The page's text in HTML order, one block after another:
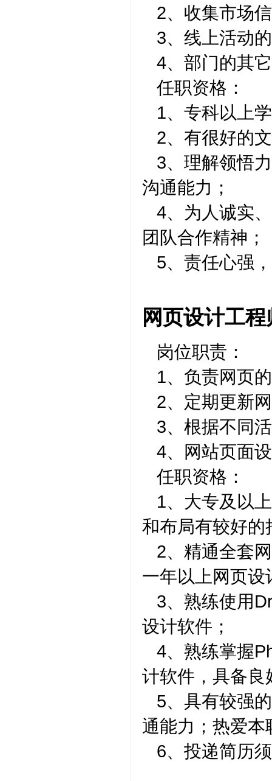
2、收集市场
3、线上活动
4、部门的其
任职资格：
1、专科以上
2、有很好的
3、理解领悟
沟通能力；
4、为人诚实
团队合作精神；
5、责任心强
网页设计工程
岗位职责：
1、负责网页
2、定期更新
3、根据不同
4、网站页面
任职资格：
1、大专及以
和布局有较好的
2、精通全套
一年以上网页设
3、熟练使用
设计软件；
4、熟练掌握
计软件，具备良
5、具有较强
通能力；热爱
6、投递简历